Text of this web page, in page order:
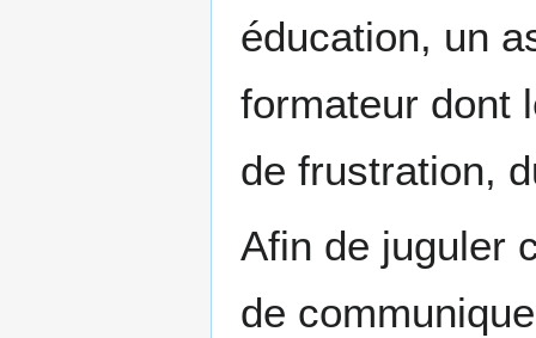
éducation, un
formateur dont
de frustration,
Afin de juguler
de